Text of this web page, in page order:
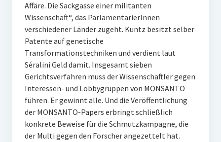
Affäre. Die Sackgasse einer militanten
Wissenschaft“, das ParlamentarierInnen
verschiedener Länder zugeht. Kuntz besitzt selber
Patente auf genetische
Transformationstechniken und verdient laut
Séralini Geld damit. Insgesamt sieben
Gerichtsverfahren muss der Wissenschaftler gegen
Interessen- und Lobbygruppen von MONSANTO
führen. Er gewinnt alle. Und die Veröffentlichung
der MONSANTO-Papers erbringt schließlich
konkrete Beweise für die Schmutzkampagne, die
der Multi gegen den Forscher angezettelt hat.